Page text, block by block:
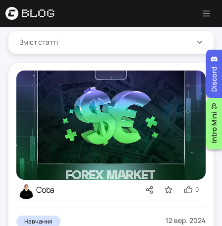
Зміст статті
Coba
Навчання 12 вер. 2024
0